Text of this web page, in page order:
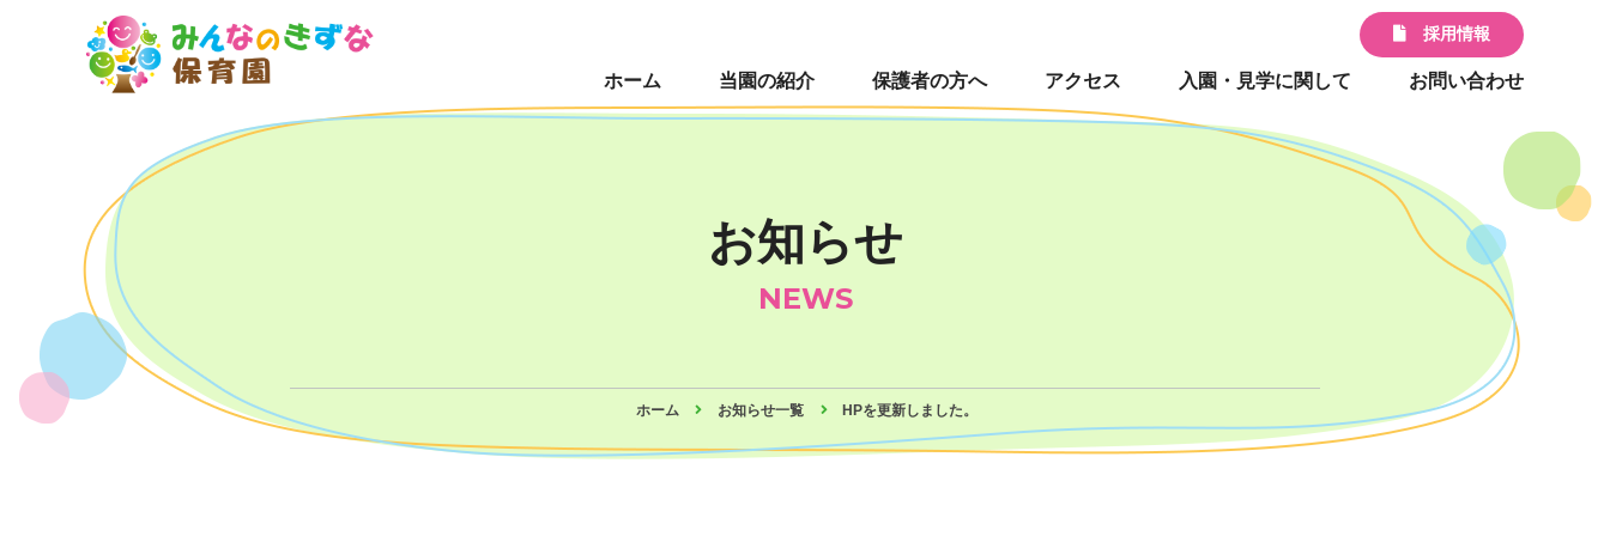
採用情報
ホーム 当園の紹介 保護者の方へ アクセス 入園・見学に関して お問い合わせ
お知らせ
NEWS
ホーム お知らせ一覧 HPを更新しました。